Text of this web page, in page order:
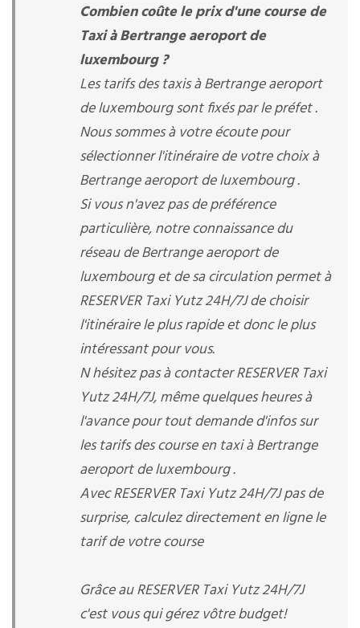
Combien coûte le prix d'une course de
Taxi à Bertrange aeroport de
luxembourg ?
Les tarifs des taxis à Bertrange aeroport
de luxembourg sont fixés par le préfet .
Nous sommes à votre écoute pour
sélectionner l'itinéraire de votre choix à
Bertrange aeroport de luxembourg .
Si vous n'avez pas de préférence
particulière, notre connaissance du
réseau de Bertrange aeroport de
luxembourg et de sa circulation permet à
RESERVER Taxi Yutz 24H/7J de choisir
l'itinéraire le plus rapide et donc le plus
intéressant pour vous.
N hésitez pas à contacter RESERVER Taxi
Yutz 24H/7J, même quelques heures à
l'avance pour tout demande d'infos sur
les tarifs des course en taxi à Bertrange
aeroport de luxembourg .
Avec RESERVER Taxi Yutz 24H/7J pas de
surprise, calculez directement en ligne le
tarif de votre course
Grâce au RESERVER Taxi Yutz 24H/7J
c'est vous qui gérez vôtre budget!